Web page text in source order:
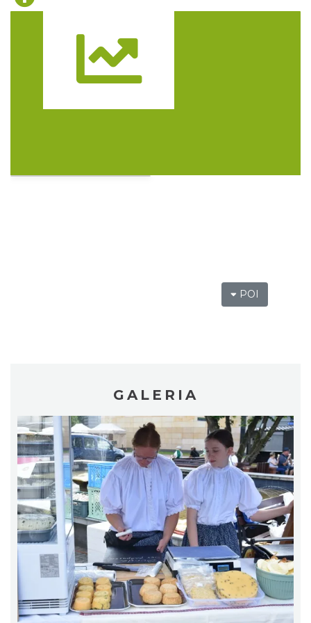
Święto Zielin - Koncert zespołu "Trzy
Festiwal Zderzenia Gatunków & Moto
Brenna
2026-08-07
7.65 km
Spotkanie z Utopcem na Bajkowym Szlaku
2026-08-21
POI
GALERIA